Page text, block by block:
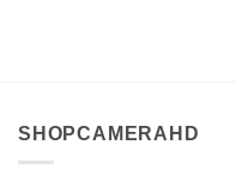
SHOPCAMERAHD